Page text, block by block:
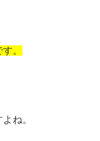
。
ね。